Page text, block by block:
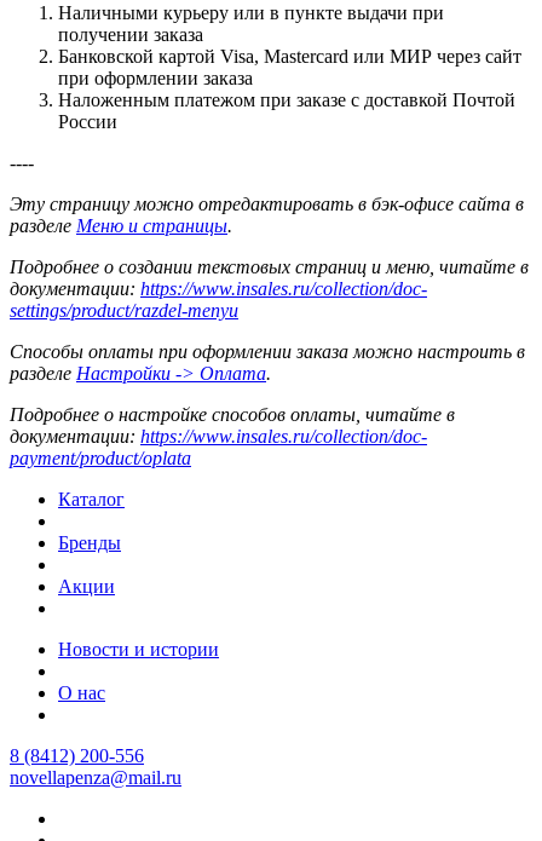
Наличными курьеру или в пункте выдачи при
получении заказа
Банковской картой Visa, Mastercard или МИР через сайт
при оформлении заказа
Наложенным платежом при заказе с доставкой Почтой
России
----
Эту страницу можно отредактировать в бэк-офисе сайта в
разделе Меню и страницы.
Подробнее о создании текстовых страниц и меню, читайте в
документации: https://www.insales.ru/collection/doc-
settings/product/razdel-menyu
Способы оплаты при оформлении заказа можно настроить в
разделе Настройки -> Оплата.
Подробнее о настройке способов оплаты, читайте в
документации: https://www.insales.ru/collection/doc-
payment/product/oplata
Каталог
Бренды
Акции
Новости и истории
О нас
8 (8412) 200-556
novellapenza@mail.ru